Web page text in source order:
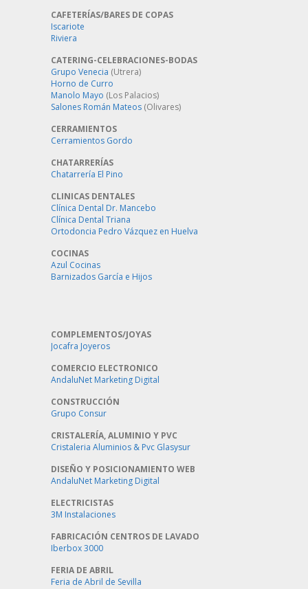
CAFETERÍAS/BARES DE COPAS
Iscariote
Riviera
CATERING-CELEBRACIONES-BODAS
Grupo Venecia (Utrera)
Horno de Curro
Manolo Mayo (Los Palacios)
Salones Román Mateos (Olivares)
CERRAMIENTOS
Cerramientos Gordo
CHATARRERÍAS
Chatarrería El Pino
CLINICAS DENTALES
Clínica Dental Dr. Mancebo
Clínica Dental Triana
Ortodoncia Pedro Vázquez en Huelva
COCINAS
Azul Cocinas
Barnizados García e Hijos
COMPLEMENTOS/JOYAS
Jocafra Joyeros
COMERCIO ELECTRONICO
AndaluNet Marketing Digital
CONSTRUCCIÓN
Grupo Consur
CRISTALERÍA, ALUMINIO Y PVC
Cristaleria Aluminios & Pvc Glasysur
DISEÑO Y POSICIONAMIENTO WEB
AndaluNet Marketing Digital
ELECTRICISTAS
3M Instalaciones
FABRICACIÓN CENTROS DE LAVADO
Iberbox 3000
FERIA DE ABRIL
Feria de Abril de Sevilla